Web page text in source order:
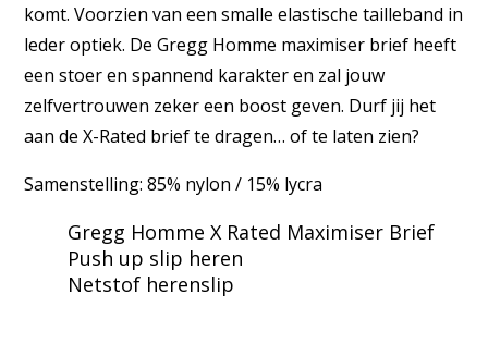
komt. Voorzien van een smalle elastische tailleband in
leder optiek. De Gregg Homme maximiser brief heeft
een stoer en spannend karakter en zal jouw
zelfvertrouwen zeker een boost geven. Durf jij het
aan de X-Rated brief te dragen… of te laten zien?
Samenstelling: 85% nylon / 15% lycra
Gregg Homme X Rated Maximiser Brief
Push up slip heren
Netstof herenslip